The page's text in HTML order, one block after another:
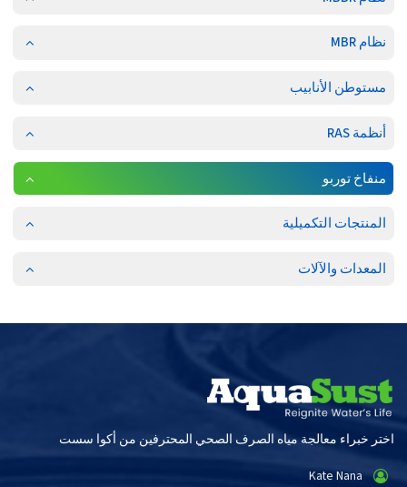
نظام MBR
مستوطن الأنابيب
أنظمة RAS
منفاخ توربو
المنتجات التكميلية
المعدات والآلات
اختر خبراء معالجة مياه الصرف الصحي المحترفين من أكوا سست
Kate Nana